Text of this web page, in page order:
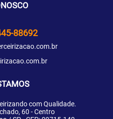
88692
com Qualidade.
60 - Centro